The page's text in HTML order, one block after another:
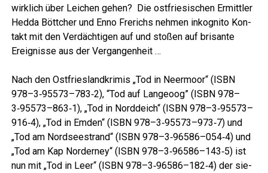
wirk­lich über Lei­chen gehen? Die ost­frie­si­schen Ermitt­ler
Hed­da Bött­cher und Enno Fre­richs neh­men inko­gni­to Kon­
takt mit den Ver­däch­ti­gen auf und sto­ßen auf bri­san­te
Ereig­nis­se aus der Vergangenheit …
Nach den Ost­fries­land­kri­mis „Tod in Neer­moor“ (ISBN
978–3‑95573–783‑2), “Tod auf Lan­ge­oog” (ISBN 978–
3‑95573–863‑1), „Tod in Nord­deich“ (ISBN 978–3‑95573–
916‑4), „Tod in Emden“ (ISBN 978–3‑95573–973‑7) und
„Tod am Nord­see­strand“ (ISBN 978–3‑96586–054‑4) und
„Tod am Kap Nor­der­ney“ (ISBN 978–3‑96586–143‑5) ist
nun mit „Tod in Leer“ (ISBN 978–3‑96586–182‑4) der sie­